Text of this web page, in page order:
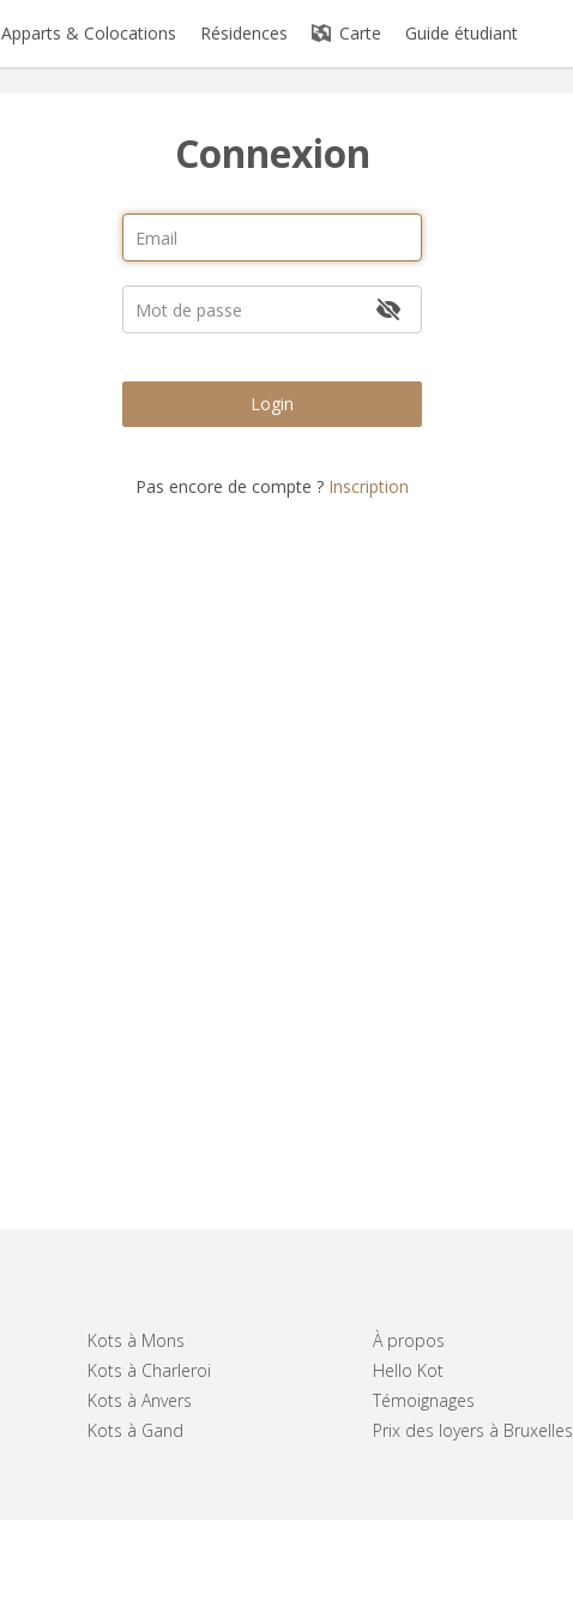
Apparts & Colocations Résidences Carte Guide étudiant
Connexion
Login
Pas encore de compte ? Inscription
Kots à Mons
Kots à Charleroi
Kots à Anvers
Kots à Gand
À propos
Hello Kot
Témoignages
Prix des loyers à Bruxelles